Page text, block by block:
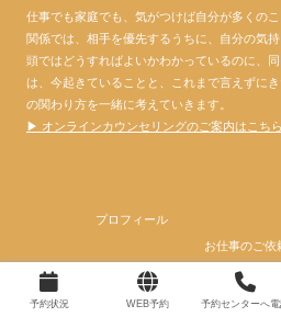
仕事でも家庭でも、気がつけば自分が多くの
関係では、相手を優先するうちに、自分の気持
頭ではどうすればよいかわかっているのに、
は、今起きていることと、これまで言えずに
の関わり方を一緒に考えていきます。
▶ オンラインカウンセリングのご案内はこちら
プロフィール
お仕事のご依
© 2024 心理カウンセラー大門
予約状況 WEB予約 予約センターへ